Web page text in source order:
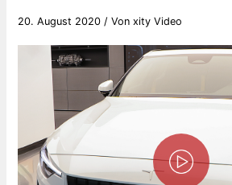
20. August 2020 / Vonxity Video